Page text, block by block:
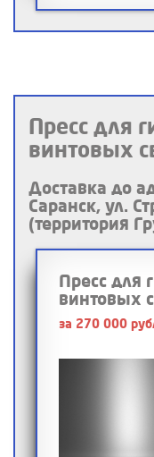
Пресс для
винтовых
Доставка до
Саранск, ул.
(территория
Пресс для
винтовых
за 270 000